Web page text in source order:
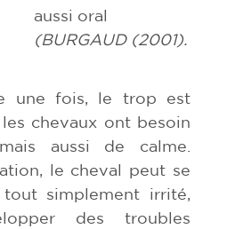
aussi oral
(BURGAUD (2001).
une fois, le trop est
chevaux ont besoin
aussi de calme.
le cheval peut se
simplement irrité,
des troubles